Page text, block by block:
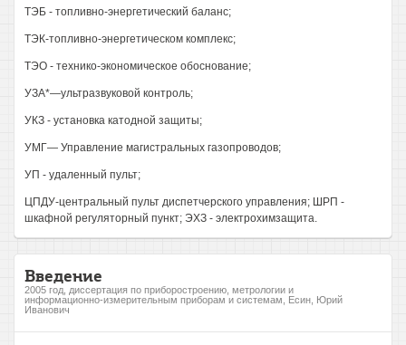
ТЭБ - топливно-энергетический баланс;
ТЭК-топливно-энергетическом комплекс;
ТЭО - технико-экономическое обоснование;
УЗА*—ультразвуковой контроль;
УКЗ - установка катодной защиты;
УМГ— Управление магистральных газопроводов;
УП - удаленный пульт;
ЦПДУ-центральный пульт диспетчерского управления; ШРП -
шкафной регуляторный пункт; ЭХЗ - электрохимзащита.
Введение
2005 год, диссертация по приборостроению, метрологии и
информационно-измерительным приборам и системам, Есин, Юрий
Иванович